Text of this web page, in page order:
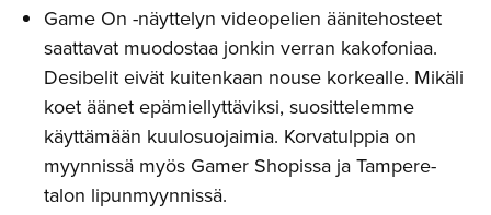
Game On -näyttelyn videopelien äänitehosteet
saattavat muodostaa jonkin verran kakofoniaa.
Desibelit eivät kuitenkaan nouse korkealle. Mikäli
koet äänet epämiellyttäviksi, suosittelemme
käyttämään kuulosuojaimia. Korvatulppia on
myynnissä myös Gamer Shopissa ja Tampere-
talon lipunmyynnissä.